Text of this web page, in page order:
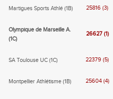
Martigues Sports Athlé (1B) 25816 (3)
Olympique de Marseille A.
(1C)
26627 (1)
SA Toulouse UC (1C) 22379 (5)
Montpellier Athlétisme (1B) 25604 (4)